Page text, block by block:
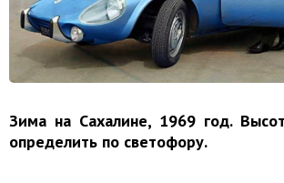
Зима на Сахалине, 1969 год.
определить по светофору.